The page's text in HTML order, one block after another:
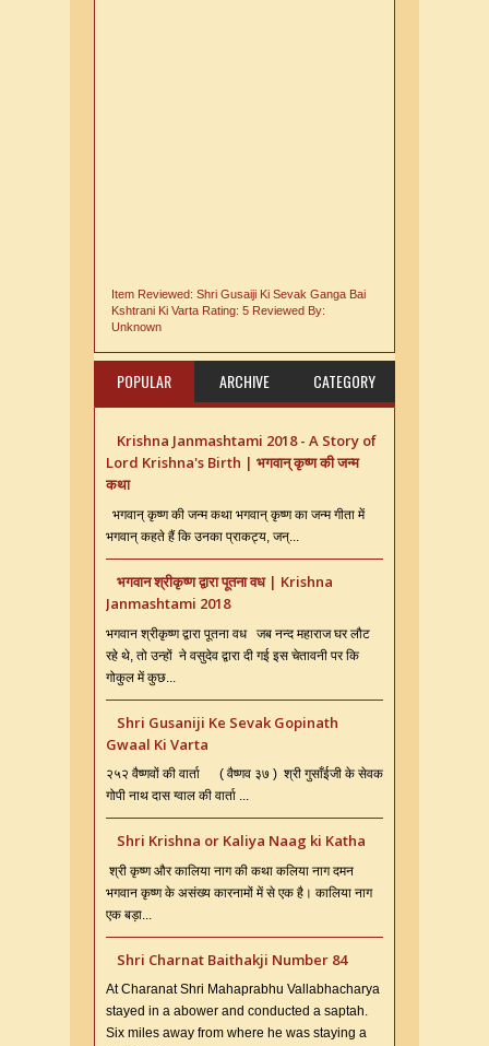
Item Reviewed: Shri Gusaiji Ki Sevak Ganga Bai
Kshtrani Ki Varta Rating: 5 Reviewed By:
Unknown
POPULAR ARCHIVE CATEGORY
Krishna Janmashtami 2018 - A Story of
Lord Krishna's Birth | भगवान् कृष्ण की जन्म
कथा
भगवान् कृष्ण की जन्म कथा भगवान् कृष्ण का जन्म गीता में
भगवान् कहते हैं कि उनका प्राकट्य, जन्...
भगवान श्रीकृष्ण द्वारा पूतना वध | Krishna
Janmashtami 2018
भगवान श्रीकृष्ण द्वारा पूतना वध जब नन्द महाराज घर लौट
रहे थे, तो उन्हों ने वसुदेव द्वारा दी गई इस चेतावनी पर कि
गोकुल में कुछ...
Shri Gusaniji Ke Sevak Gopinath
Gwaal Ki Varta
२५२ वैष्णवों की वार्ता ( वैष्णव ३७ ) श्री गुसाँईजी के सेवक
गोपी नाथ दास ग्वाल की वार्ता ...
Shri Krishna or Kaliya Naag ki Katha
श्री कृष्ण और कालिया नाग की कथा कलिया नाग दमन
भगवान कृष्ण के असंख्य कारनामों में से एक है। कालिया नाग
एक बड़ा...
Shri Charnat Baithakji Number 84
At Charanat Shri Mahaprabhu Vallabhacharya
stayed in a abower and conducted a saptah.
Six miles away from where he was staying a